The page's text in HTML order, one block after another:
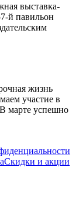
выставка-
й павильон
жизнь
участие в
марте успешно
Скидки и акции